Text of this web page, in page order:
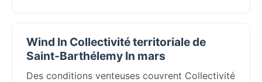
Wind In Collectivité territoriale de
Saint-Barthélemy In mars
Des conditions venteuses couvrent Collectivité